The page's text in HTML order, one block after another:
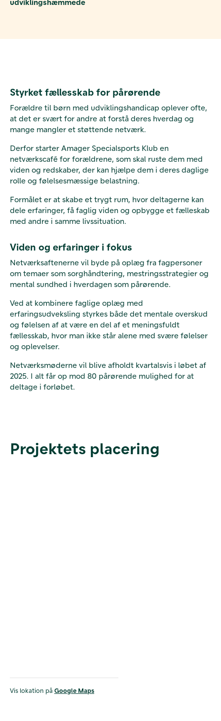
Styrket fællesskab for pårørende
Forældre til børn med udviklingshandicap oplever ofte,
at det er svært for andre at forstå deres hverdag og
mange mangler et støttende netværk.
Derfor starter Amager Specialsports Klub en
netværkscafé for forældrene, som skal ruste dem med
viden og redskaber, der kan hjælpe dem i deres daglige
rolle og følelsesmæssige belastning.
Formålet er at skabe et trygt rum, hvor deltagerne kan
dele erfaringer, få faglig viden og opbygge et fælleskab
med andre i samme livssituation.
Viden og erfaringer i fokus
Netværksaftenerne vil byde på oplæg fra fagpersoner
om temaer som sorghåndtering, mestringsstrategier og
mental sundhed i hverdagen som pårørende.
Ved at kombinere faglige oplæg med
erfaringsudveksling styrkes både det mentale overskud
og følelsen af at være en del af et meningsfuldt
fællesskab, hvor man ikke står alene med svære følelser
og oplevelser.
Netværksmøderne vil blive afholdt kvartalsvis i løbet af
2025. I alt får op mod 80 pårørende mulighed for at
deltage i forløbet.
Projektets placering
Vis lokation på Google Maps